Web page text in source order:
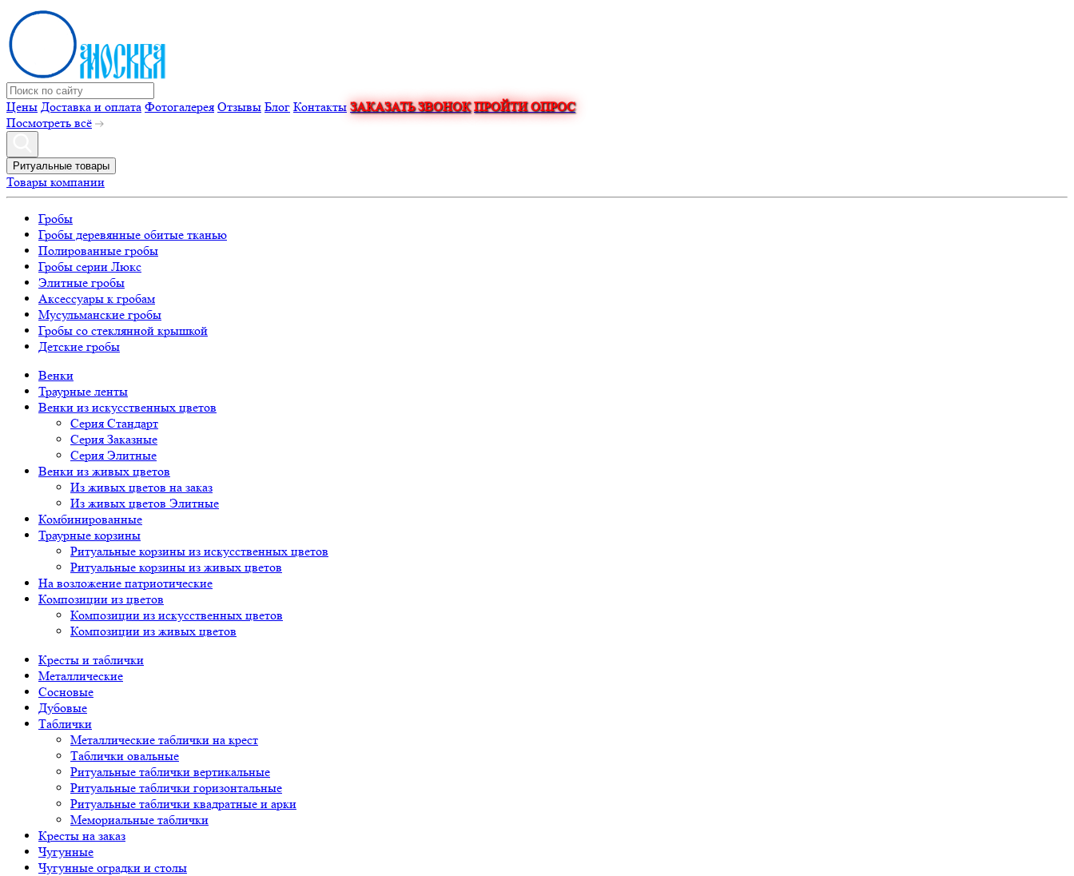
Цены Доставка и оплата Фотогалерея Отзывы Блог Контакты ЗАКАЗАТЬ ЗВОНОК ПРОЙТИ ОПРОС
Посмотреть всё
Ритуальные товары
Товары компании
Гробы
Гробы деревянные обитые тканью
Полированные гробы
Гробы серии Люкс
Элитные гробы
Аксессуары к гробам
Мусульманские гробы
Гробы со стеклянной крышкой
Детские гробы
Венки
Траурные ленты
Венки из искусственных цветов
Серия Стандарт
Серия Заказные
Серия Элитные
Венки из живых цветов
Из живых цветов на заказ
Из живых цветов Элитные
Комбинированные
Траурные корзины
Ритуальные корзины из искусственных цветов
Ритуальные корзины из живых цветов
На возложение патриотические
Композиции из цветов
Композиции из искусственных цветов
Композиции из живых цветов
Кресты и таблички
Металлические
Сосновые
Дубовые
Таблички
Металлические таблички на крест
Таблички овальные
Ритуальные таблички вертикальные
Ритуальные таблички горизонтальные
Ритуальные таблички квадратные и арки
Мемориальные таблички
Кресты на заказ
Чугунные
Чугунные оградки и столы